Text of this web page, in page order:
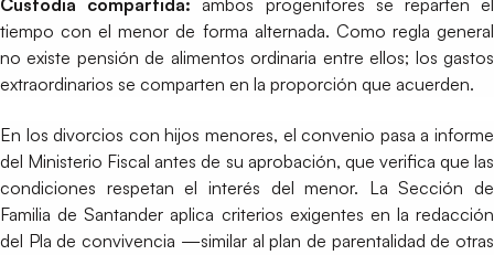
tiempo con el menor de forma alternada. Como regla general
no existe pensión de alimentos ordinaria entre ellos; los gastos
extraordinarios se comparten en la proporción que acuerden.
En los divorcios con hijos menores, el convenio pasa a informe
del Ministerio Fiscal antes de su aprobación, que verifica que las
condiciones respetan el interés del menor. La Sección de
Familia de Santander aplica criterios exigentes en la redacción
del Pla de convivencia —similar al plan de parentalidad de otras